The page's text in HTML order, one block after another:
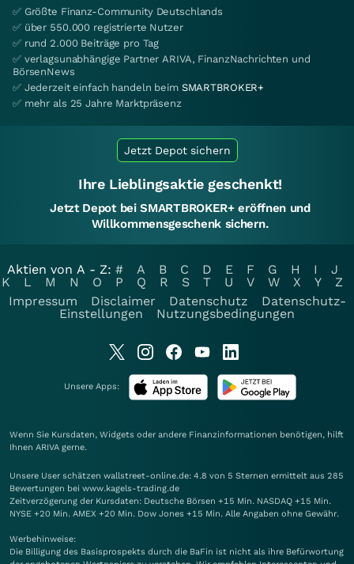
✅ Größte Finanz-Community Deutschlands
✅ über 550.000 registrierte Nutzer
✅ rund 2.000 Beiträge pro Tag
✅ verlagsunabhängige Partner ARIVA, FinanzNachrichten und
BörsenNews
✅ Jederzeit einfach handeln beim SMARTBROKER+
✅ mehr als 25 Jahre Marktpräsenz
Jetzt Depot sichern
Ihre Lieblingsaktie geschenkt!
Jetzt Depot bei SMARTBROKER+ eröffnen und
Willkommensgeschenk sichern.
Aktien von A - Z: # A B C D E F G H I
J
K
L M N O P Q R S T U V W X Y
Z
Impressum
Disclaimer Datenschutz
Datenschutz-
Einstellungen
Nutzungsbedingungen
Unsere Apps:
Wenn Sie Kursdaten, Widgets oder andere Finanzinformationen benötigen, hilft
Ihnen ARIVA gerne.
Unsere User schätzen wallstreet-online.de: 4.8 von 5 Sternen ermittelt aus 285
Bewertungen bei www.kagels-trading.de
Zeitverzögerung der Kursdaten: Deutsche Börsen +15 Min. NASDAQ +15 Min.
NYSE +20 Min. AMEX +20 Min. Dow Jones +15 Min. Alle Angaben ohne Gewähr.
Werbehinweise:
Die Billigung des Basisprospekts durch die BaFin ist nicht als ihre Befürwortung